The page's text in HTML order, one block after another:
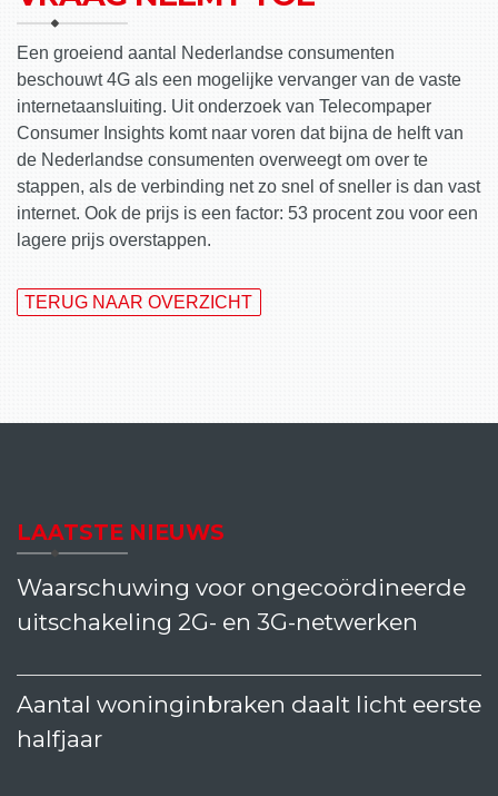
Een groeiend aantal Nederlandse consumenten
beschouwt 4G als een mogelijke vervanger van de vaste
internetaansluiting. Uit onderzoek van Telecompaper
Consumer Insights komt naar voren dat bijna de helft van
de Nederlandse consumenten overweegt om over te
stappen, als de verbinding net zo snel of sneller is dan vast
internet. Ook de prijs is een factor: 53 procent zou voor een
lagere prijs overstappen.
TERUG NAAR OVERZICHT
LAATSTE NIEUWS
Waarschuwing voor ongecoördineerde
uitschakeling 2G- en 3G-netwerken
Aantal woninginbraken daalt licht eerste
halfjaar